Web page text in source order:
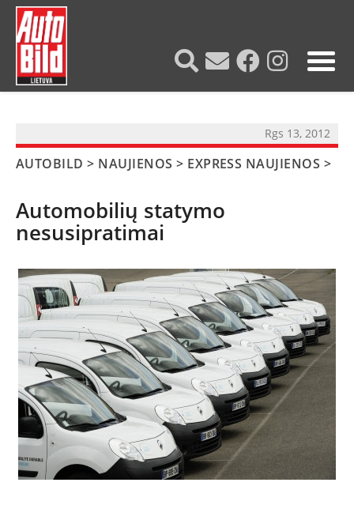
NAUJIENOS
TESTAI
NAUJI
Rgs 13, 2012
AUTOBILD > NAUJIENOS > EXPRESS NAUJIENOS >
Automobilių statymo
nesusipratimai